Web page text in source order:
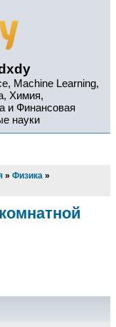
Machine Learning,
Химия,
и Финансовая
науки
» Физика »